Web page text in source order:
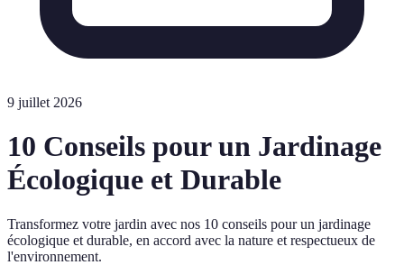
9 juillet 2026
10 Conseils pour un Jardinage
Écologique et Durable
Transformez votre jardin avec nos 10 conseils pour un jardinage
écologique et durable, en accord avec la nature et respectueux de
l'environnement.